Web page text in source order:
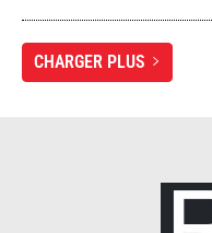
CHARGER PLUS